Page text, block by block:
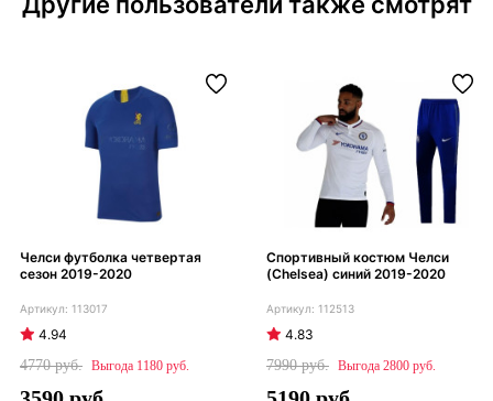
Челси футболка четвертая
сезон 2019-2020
113017
4.94
4770
1180
Спортивный костюм Челси
(Chelsea) синий 2019-2020
112513
4.83
7990
2800